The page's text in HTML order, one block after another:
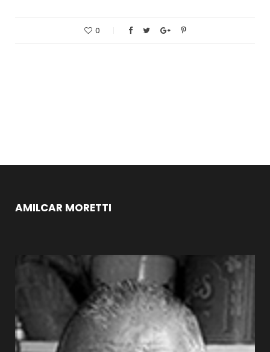
0
AMILCAR MORETTI